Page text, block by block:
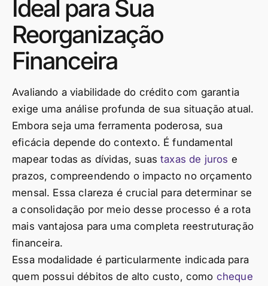
Ideal para Sua
Reorganização
Financeira
Avaliando a viabilidade do crédito com garantia
exige uma análise profunda de sua situação atual.
Embora seja uma ferramenta poderosa, sua
eficácia depende do contexto. É fundamental
mapear todas as dívidas, suastaxas de juros e
prazos, compreendendo o impacto no orçamento
mensal. Essa clareza é crucial para determinar se
a consolidação por meio desse processo é a rota
mais vantajosa para uma completa reestruturação
financeira.
Essa modalidade é particularmente indicada para
quem possui débitos de alto custo, como cheque